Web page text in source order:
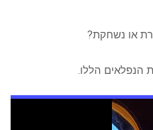
או נשחקת?
הנפלאים הללו.